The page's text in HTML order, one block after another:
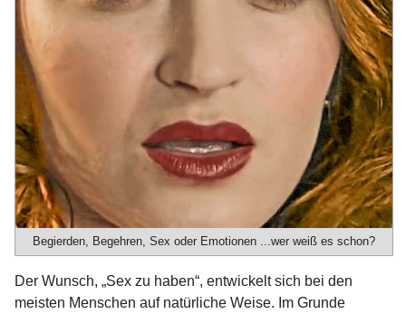
Begierden, Begehren, Sex oder Emotionen ...wer weiß es schon?
Der Wunsch, „Sex zu haben“, entwickelt sich bei den
meisten Menschen auf natürliche Weise. Im Grunde